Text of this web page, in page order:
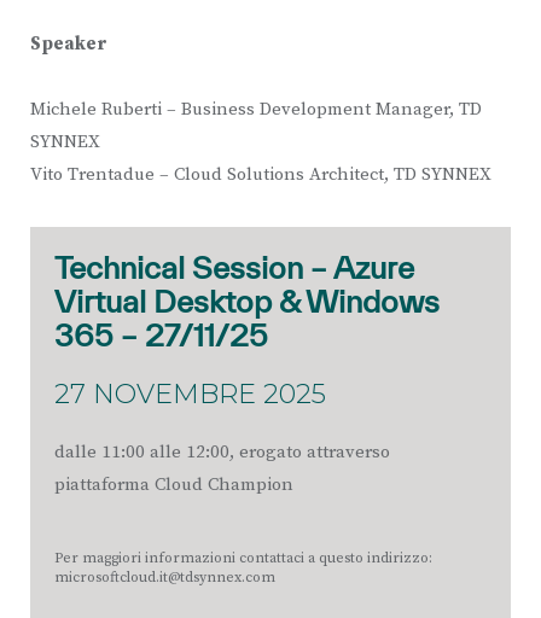
Speaker
Michele Ruberti – Business Development Manager, TD
SYNNEX
Vito Trentadue – Cloud Solutions Architect, TD SYNNEX
Technical Session – Azure
Virtual Desktop & Windows
365 – 27/11/25
27 NOVEMBRE 2025
dalle 11:00 alle 12:00, erogato attraverso
piattaforma Cloud Champion
Per maggiori informazioni contattaci a questo indirizzo:
microsoftcloud.it@tdsynnex.com